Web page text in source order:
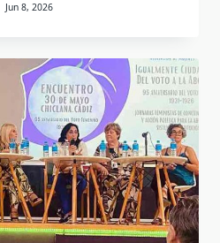
Jun 8, 2026